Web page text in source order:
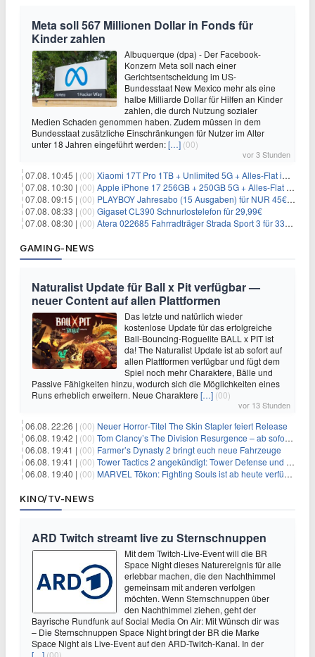
Meta soll 567 Millionen Dollar in Fonds für
Kinder zahlen
Albuquerque (dpa) - Der Facebook-
Konzern Meta soll nach einer
Gerichtsentscheidung im US-
Bundesstaat New Mexico mehr als eine
halbe Milliarde Dollar für Hilfen an Kinder
zahlen, die durch Nutzung sozialer
Medien Schaden genommen haben. Zudem müssen in dem
Bundesstaat zusätzliche Einschränkungen für Nutzer im Alter
unter 18 Jahren eingeführt werden:[…] (00)
vor 3 Stunden
07.08. 10:45 | (00) Xiaomi 17T Pro 1TB + Unlimited 5G + Alles-Flat im o2 Netz für 29,99€/Monat – eff. 1,15€/Monat
07.08. 10:30 | (00) Apple iPhone 17 256GB + 250GB 5G + Alles-Flat im Telekom-Netz für 34€/Monat – eff. 6,29€/Monat
07.08. 09:15 | (00) PLAYBOY Jahresabo (15 Ausgaben) für NUR 45€ (statt 198€)
07.08. 08:33 | (00) Gigaset CL390 Schnurlostelefon für 29,99€
07.08. 08:30 | (00) Atera 022685 Fahrradträger Strada Sport 3 für 337,48€
GAMING-NEWS
Naturalist Update für Ball x Pit verfügbar —
neuer Content auf allen Plattformen
Das letzte und natürlich wieder
kostenlose Update für das erfolgreiche
Ball-Bouncing-Roguelite BALL x PIT ist
da! The Naturalist Update ist ab sofort auf
allen Plattformen verfügbar und fügt dem
Spiel noch mehr Charaktere, Bälle und
Passive Fähigkeiten hinzu, wodurch sich die Möglichkeiten eines
Runs erheblich erweitern. Neue Charaktere […] (00)
vor 13 Stunden
06.08. 22:26 | (00) Neuer Horror‑Titel The Skin Stapler feiert Release
06.08. 19:42 | (00) Tom Clancy’s The Division Resurgence – ab sofort für euch verfügbar
06.08. 19:41 | (00) Farmer’s Dynasty 2 bringt euch neue Fahrzeuge
06.08. 19:41 | (00) Tower Tactics 2 angekündigt: Tower Defense und Deckbuilding Kombo kehrt zurück
06.08. 19:40 | (00) MARVEL Tōkon: Fighting Souls ist ab heute verfügbar
KINO/TV-NEWS
ARD Twitch streamt live zu Sternschnuppen
Mit dem Twitch-Live-Event will die BR
Space Night dieses Naturereignis für alle
erlebbar machen, die den Nachthimmel
gemeinsam mit anderen verfolgen
möchten. Wenn Sternschnuppen über
den Nachthimmel ziehen, geht der
Bayrische Rundfunk auf Social Media On Air: Mit Wünsch dir was
– Die Sternschnuppen Space Night bringt der BR die Marke
Space Night als Live-Event auf den ARD-Twitch-Kanal. In der
[…] (00)